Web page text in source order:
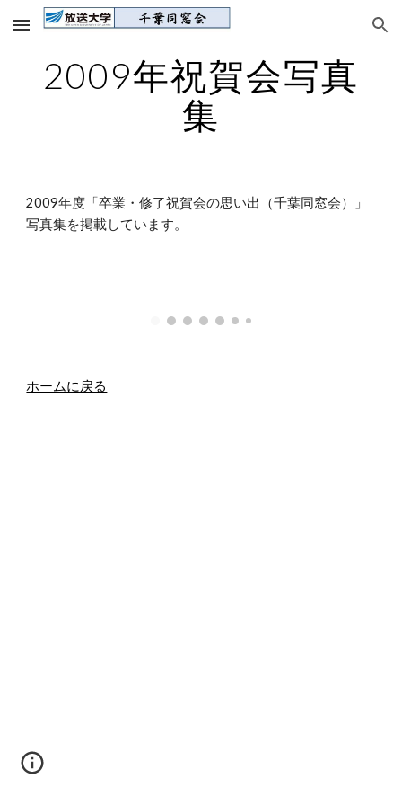
Skip to main content Skip to navigation
2009年祝賀会写真
集
2009年度「卒業・修了祝賀会の思い出（千葉同窓会）」
写真集を掲載しています。
ホームに戻る